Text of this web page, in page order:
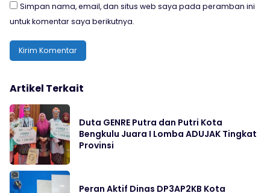
Simpan nama, email, dan situs web saya pada peramban ini
untuk komentar saya berikutnya.
Artikel Terkait
Duta GENRE Putra dan Putri Kota
Bengkulu Juara I Lomba ADUJAK Tingkat
Provinsi
Peran Aktif Dinas DP3AP2KB Kota